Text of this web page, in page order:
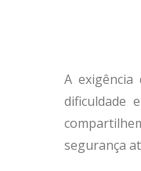
A
dificuldade
segurança